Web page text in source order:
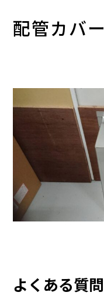
配管カバー
よくある質問